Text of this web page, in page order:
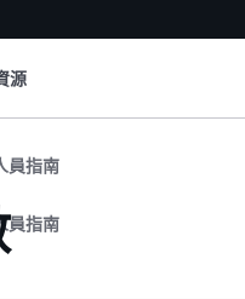
源
員指南
員指南